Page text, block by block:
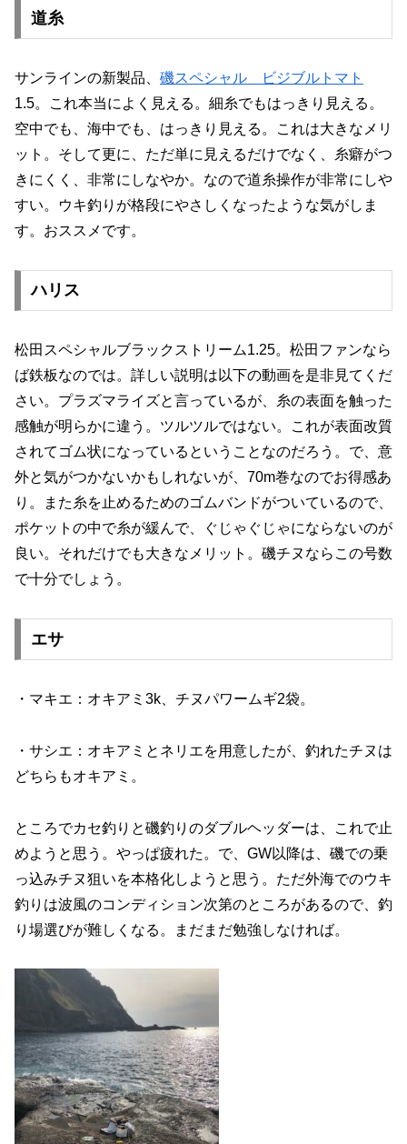
道糸
サンラインの新製品、 磯スペシャル ビジブルトマト
1.5。これ本当によく見える。細糸でもはっきり見える。
空中でも、海中でも、はっきり見える。これは大きなメリ
ット。そして更に、ただ単に見えるだけでなく、糸癖がつ
きにくく、非常にしなやか。なので道糸操作が非常にしや
すい。ウキ釣りが格段にやさしくなったような気がしま
す。おススメです。
ハリス
松田スペシャルブラックストリーム1.25。松田ファンなら
ば鉄板なのでは。詳しい説明は以下の動画を是非見てくだ
さい。プラズマライズと言っているが、糸の表面を触った
感触が明らかに違う。ツルツルではない。これが表面改質
されてゴム状になっているということなのだろう。で、意
外と気がつかないかもしれないが、70m巻なのでお得感あ
り。また糸を止めるためのゴムバンドがついているので、
ポケットの中で糸が緩んで、ぐじゃぐじゃにならないのが
良い。それだけでも大きなメリット。磯チヌならこの号数
で十分でしょう。
エサ
・マキエ：オキアミ3k、チヌパワームギ2袋。
・サシエ：オキアミとネリエを用意したが、釣れたチヌは
どちらもオキアミ。
ところでカセ釣りと磯釣りのダブルヘッダーは、これで止
めようと思う。やっぱ疲れた。で、GW以降は、磯での乗
っ込みチヌ狙いを本格化しようと思う。ただ外海でのウキ
釣りは波風のコンディション次第のところがあるので、釣
り場選びが難しくなる。まだまだ勉強しなければ。